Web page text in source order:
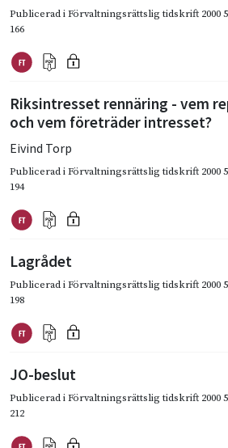
Publicerad iFörvaltningsrättslig tidskrift 2000
166
Riksintresset rennäring - vem
och vem företräder intresset?
Eivind Torp
Publicerad iFörvaltningsrättslig tidskrift 2000
194
Lagrådet
Publicerad iFörvaltningsrättslig tidskrift 2000
198
JO-beslut
Publicerad iFörvaltningsrättslig tidskrift 2000
212